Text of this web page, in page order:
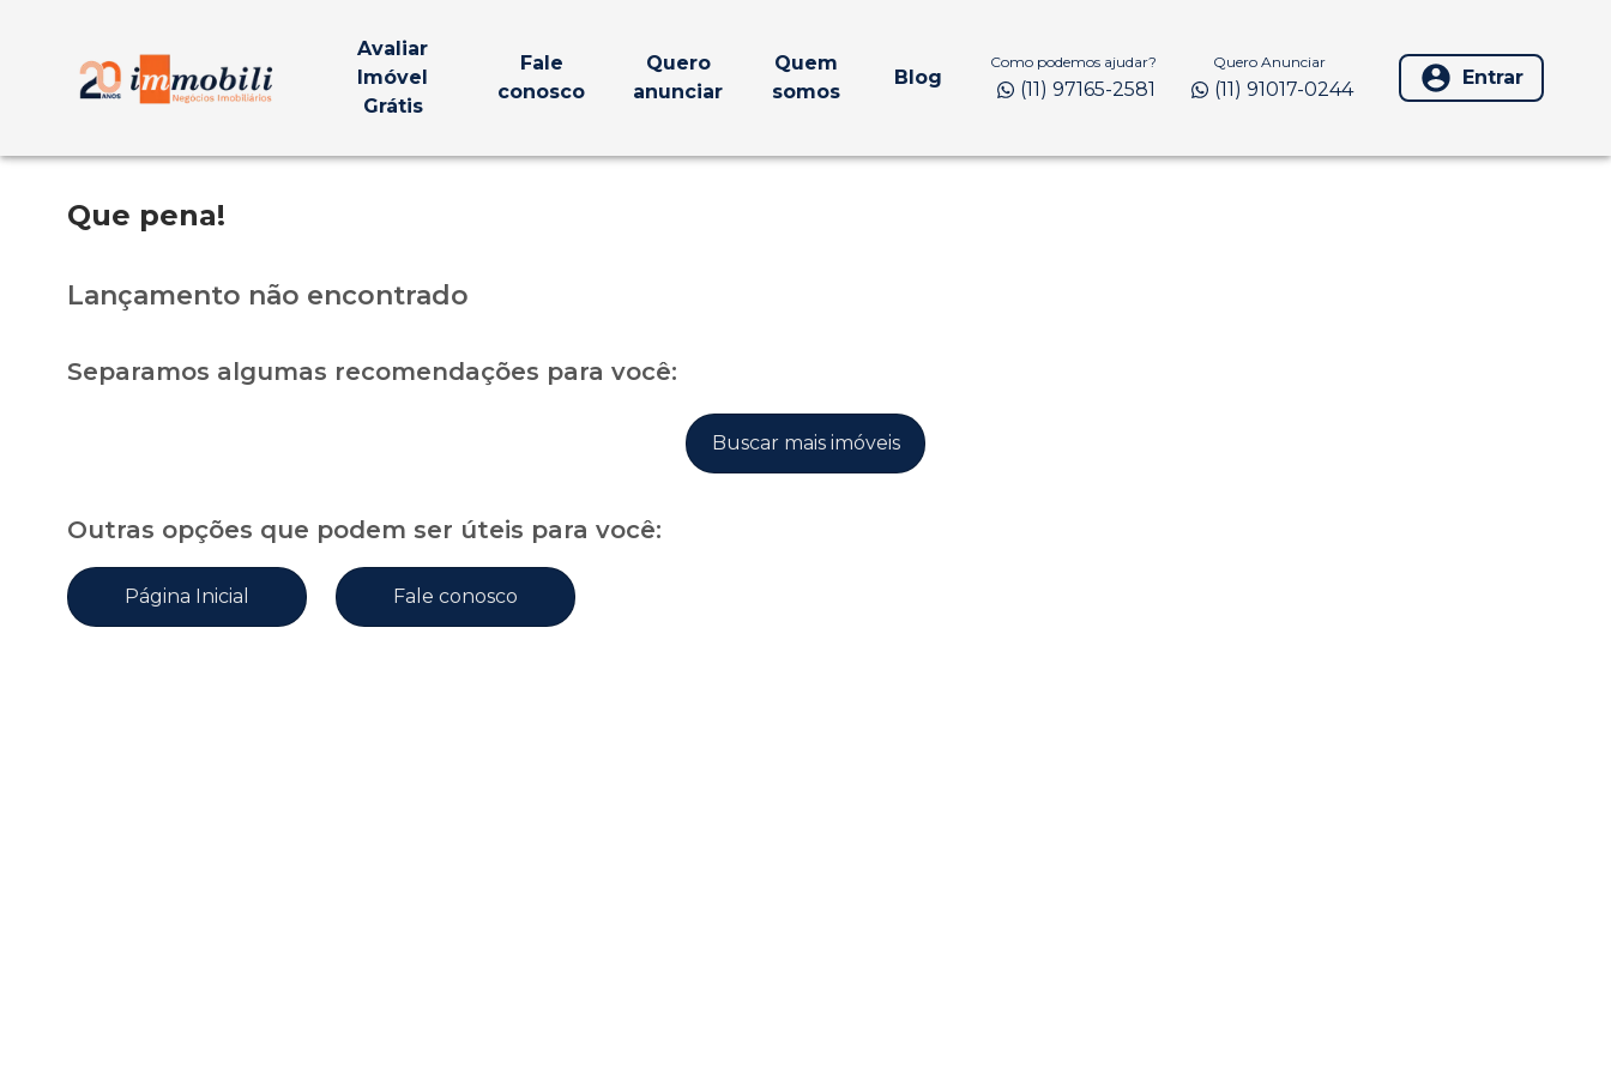
Avaliar
Imóvel
Grátis
Fale
conosco
Quero
anunciar
Quem
somos
Blog
Como podemos ajudar?
(11) 97165-2581
Quero Anunciar
(11) 91017-0244 Entrar
Que pena!
Lançamento não encontrado
Separamos algumas recomendações para você:
Buscar mais imóveis
Outras opções que podem ser úteis para você:
Página Inicial Fale conosco